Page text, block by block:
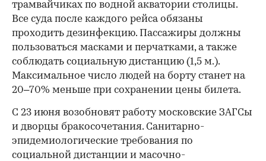
трамвайчиках по водной акватории столицы.
Все суда после каждого рейса обязаны
проходить дезинфекцию. Пассажиры должны
пользоваться масками и перчатками, а также
соблюдать социальную дистанцию (1,5 м.).
Максимальное число людей на борту станет на
20–70% меньше при сохранении цены билета.
С 23 июня возобновят работу московские ЗАГСы
и дворцы бракосочетания. Санитарно-
эпидемиологические требования по
социальной дистанции и масочно-